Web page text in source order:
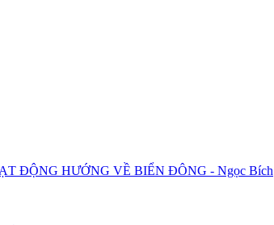
ĐỘNG HƯỚNG VỀ BIỂN ĐÔNG - Ngọc Bích